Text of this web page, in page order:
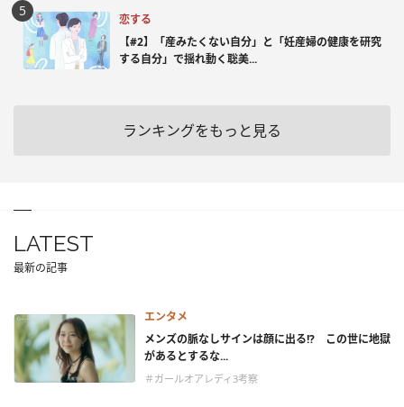
恋する
【#2】「産みたくない自分」と「妊産婦の健康を研究
する自分」で揺れ動く聡美...
ランキングをもっと見る
LATEST
最新の記事
エンタメ
メンズの脈なしサインは顔に出る!? この世に地獄
があるとするな...
＃ガールオアレディ3考察